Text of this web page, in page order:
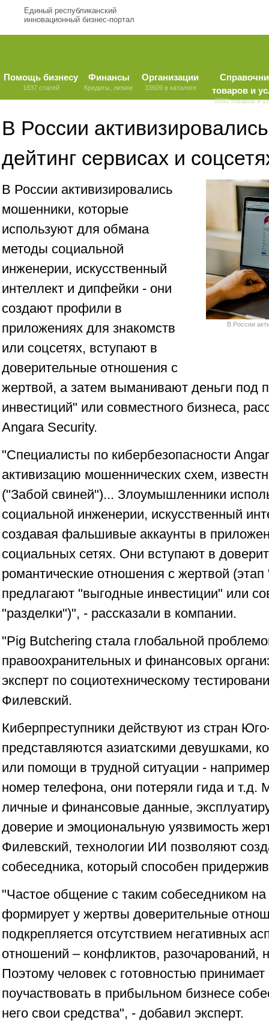
Единый республиканский
инновационный бизнес-портал
Помощь бизнесу
1837 статей
Финансы
Кредиты, лизинг
Организации
33609 в каталоге
товаров и
9580 товаров и
В России
дейтинг сервисах и
В России
В России активизировались
мошенники, которые
используют для обмана
методы социальной
инженерии, искусственный
интеллект и дипфейки - они
создают профили в
приложениях для знакомств
или соцсетях, вступают в
доверительные отношения с
жертвой, а затем выманивают деньги под
инвестиций" или совместного бизнеса,
Angara Security.
"Специалисты по кибербезопасности
активизацию мошеннических схем,
("Забой свиней")... Злоумышленники
социальной инженерии, искусственный
создавая фальшивые аккаунты в
социальных сетях. Они вступают в
романтические отношения с жертвой
предлагают "выгодные инвестиции" или
"разделки")", - рассказали в компании.
"Pig Butchering стала глобальной
правоохранительных и финансовых
эксперт по социотехническому
Филевский.
Киберпреступники действуют из стран
представляются азиатскими девушками,
или помощи в трудной ситуации -
номер телефона, они потеряли гида и
личные и финансовые данные,
доверие и эмоциональную уязвимость
Филевский, технологии ИИ позволяют
собеседника, который способен
"Частое общение с таким собеседником
формирует у жертвы доверительные
подкрепляется отсутствием негативных
отношений – конфликтов, разочарований,
Поэтому человек с готовностью
поучаствовать в прибыльном бизнесе
него свои средства", - добавил эксперт.